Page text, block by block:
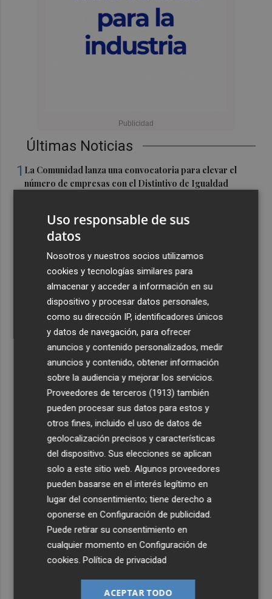
Últimas Noticias
1 La Comunidad lanza una convocatoria para elevar el
número de empresas con el Distintivo de Igualdad
responsable en conciliación laboral y familiar
¿Qué veremos el día del eclipse?
El día del eclipse, pocas nubes y tiempo estable
Monitoreo, boyas científicas y banco de especies: la
UMU presume de su labor para vigilar y proteger el Mar
Uso responsable de sus
datos
Nosotros y nuestros socios utilizamos
cookies y tecnologías similares para
almacenar y acceder a información en su
dispositivo y procesar datos personales,
como su dirección IP, identificadores únicos
y datos de navegación, para ofrecer
anuncios y contenido personalizados, medir
anuncios y contenido, obtener información
sobre la audiencia y mejorar los servicios.
Proveedores de terceros (1913) también
pueden procesar sus datos para estos y
otros fines, incluido el uso de datos de
geolocalización precisos y características
del dispositivo. Sus elecciones se aplican
solo a este sitio web. Algunos proveedores
pueden basarse en el interés legítimo en
lugar del consentimiento; tiene derecho a
oponerse enConfiguración de publicidad
Puede retirar su consentimiento en
cualquier momento enConfiguración de
cookies .Política de privacidad
ACEPTAR TODO